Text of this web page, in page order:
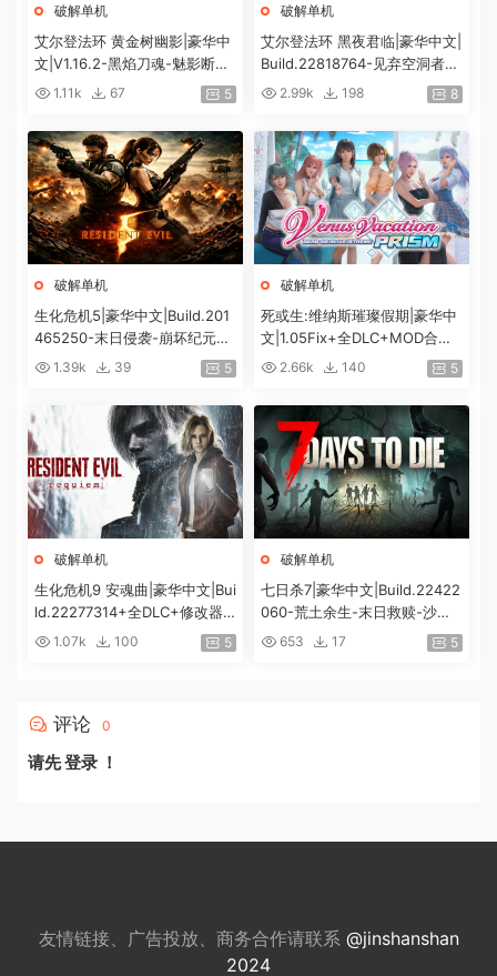
破解单机
艾尔登法环 黄金树幽影|豪华中
文|V1.16.2-黑焰刀魂-魅影断弦
+预购特典+全DLC+修改器|解
1.11k 67 5
破解单机
艾尔登法环 黑夜君临|豪华中文|
Build.22818764-见弃空洞者DL
C+预购特典+全DLC+修改器|解
2.99k 198 8
破解单机
生化危机5|豪华中文|Build.201
465250-末日侵袭-崩坏纪元
+预购特典+全DLC-解锁全内
1.39k 39 5
破解单机
死或生:维纳斯璀璨假期|豪华中
文|1.05Fix+全DLC+MOD合集
+预购特典|解压即撸|[12G/百
2.66k 140 5
破解单机
生化危机9 安魂曲|豪华中文|Bui
ld.22277314+全DLC+修改器|
解压即撸|[74G/百度]
1.07k 100 5
破解单机
七日杀7|豪华中文|Build.22422
060-荒土余生-末日救赎-沙盒
+全DLC|解压即撸|
653 17 5
评论 0
请先登录 ！
友情链接、广告投放、商务合作请联系 @jinshanshan
2024